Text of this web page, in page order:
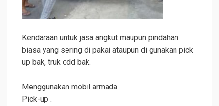
Kendaraan untuk jasa angkut maupun pindahan
biasa yang sering di pakai ataupun di gunakan pick
up bak, truk cdd bak.
Menggunakan mobil armada
Pick-up .